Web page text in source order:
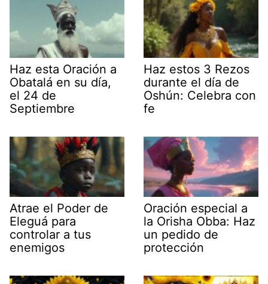
Haz esta Oración a
Obatalá en su día,
el 24 de
Septiembre
Haz estos 3 Rezos
durante el día de
Oshún: Celebra con
fe
Atrae el Poder de
Eleguá para
controlar a tus
enemigos
Oración especial a
la Orisha Obba: Haz
un pedido de
protección